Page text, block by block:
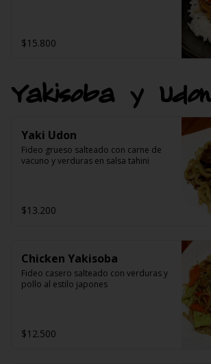
$15.800
Yakisoba y Udon
Yaki Udon
Fideo grueso salteado con carne de
vacuno y verduras en salsa tahini
$13.200
Chicken Yakisoba
Fideo casero salteado con verduras y
pollo al estilo japones
$12.500